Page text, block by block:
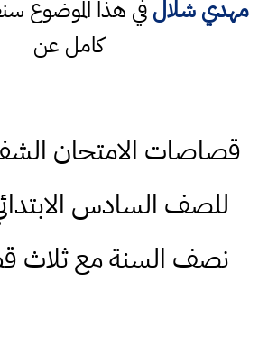
مهدي شلالفي هذا الموضوع
كامل عن
قصاصات الامتحان
للصف السادس
نصف السنة مع ثلاث